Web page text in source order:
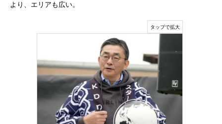
より、エリアも広い。